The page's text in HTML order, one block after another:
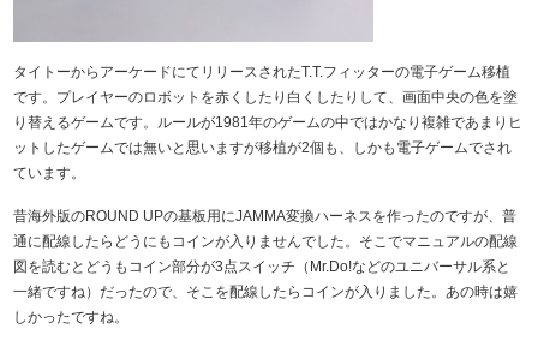
タイトーからアーケードにてリリースされたT.T.フィッターの電子ゲーム移植
です。プレイヤーのロボットを赤くしたり白くしたりして、画面中央の色を塗
り替えるゲームです。ルールが1981年のゲームの中ではかなり複雑であまりヒ
ットしたゲームでは無いと思いますが移植が2個も、しかも電子ゲームでされ
ています。
昔海外版のROUND UPの基板用にJAMMA変換ハーネスを作ったのですが、普
通に配線したらどうにもコインが入りませんでした。そこでマニュアルの配線
図を読むとどうもコイン部分が3点スイッチ（Mr.Do!などのユニバーサル系と
一緒ですね）だったので、そこを配線したらコインが入りました。あの時は嬉
しかったですね。